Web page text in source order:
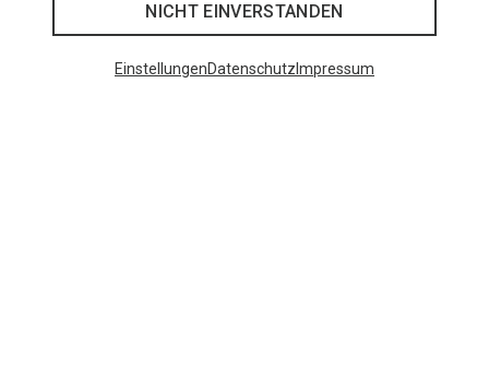
NICHT EINVERSTANDEN
EinstellungenDatenschutz Impressum